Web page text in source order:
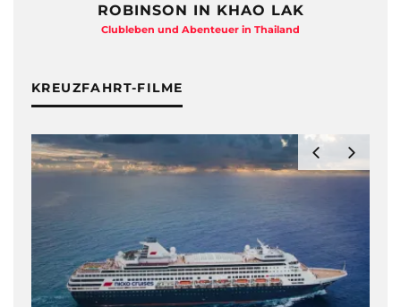
ROBINSON IN KHAO LAK
Clubleben und Abenteuer in Thailand
KREUZFAHRT-FILME